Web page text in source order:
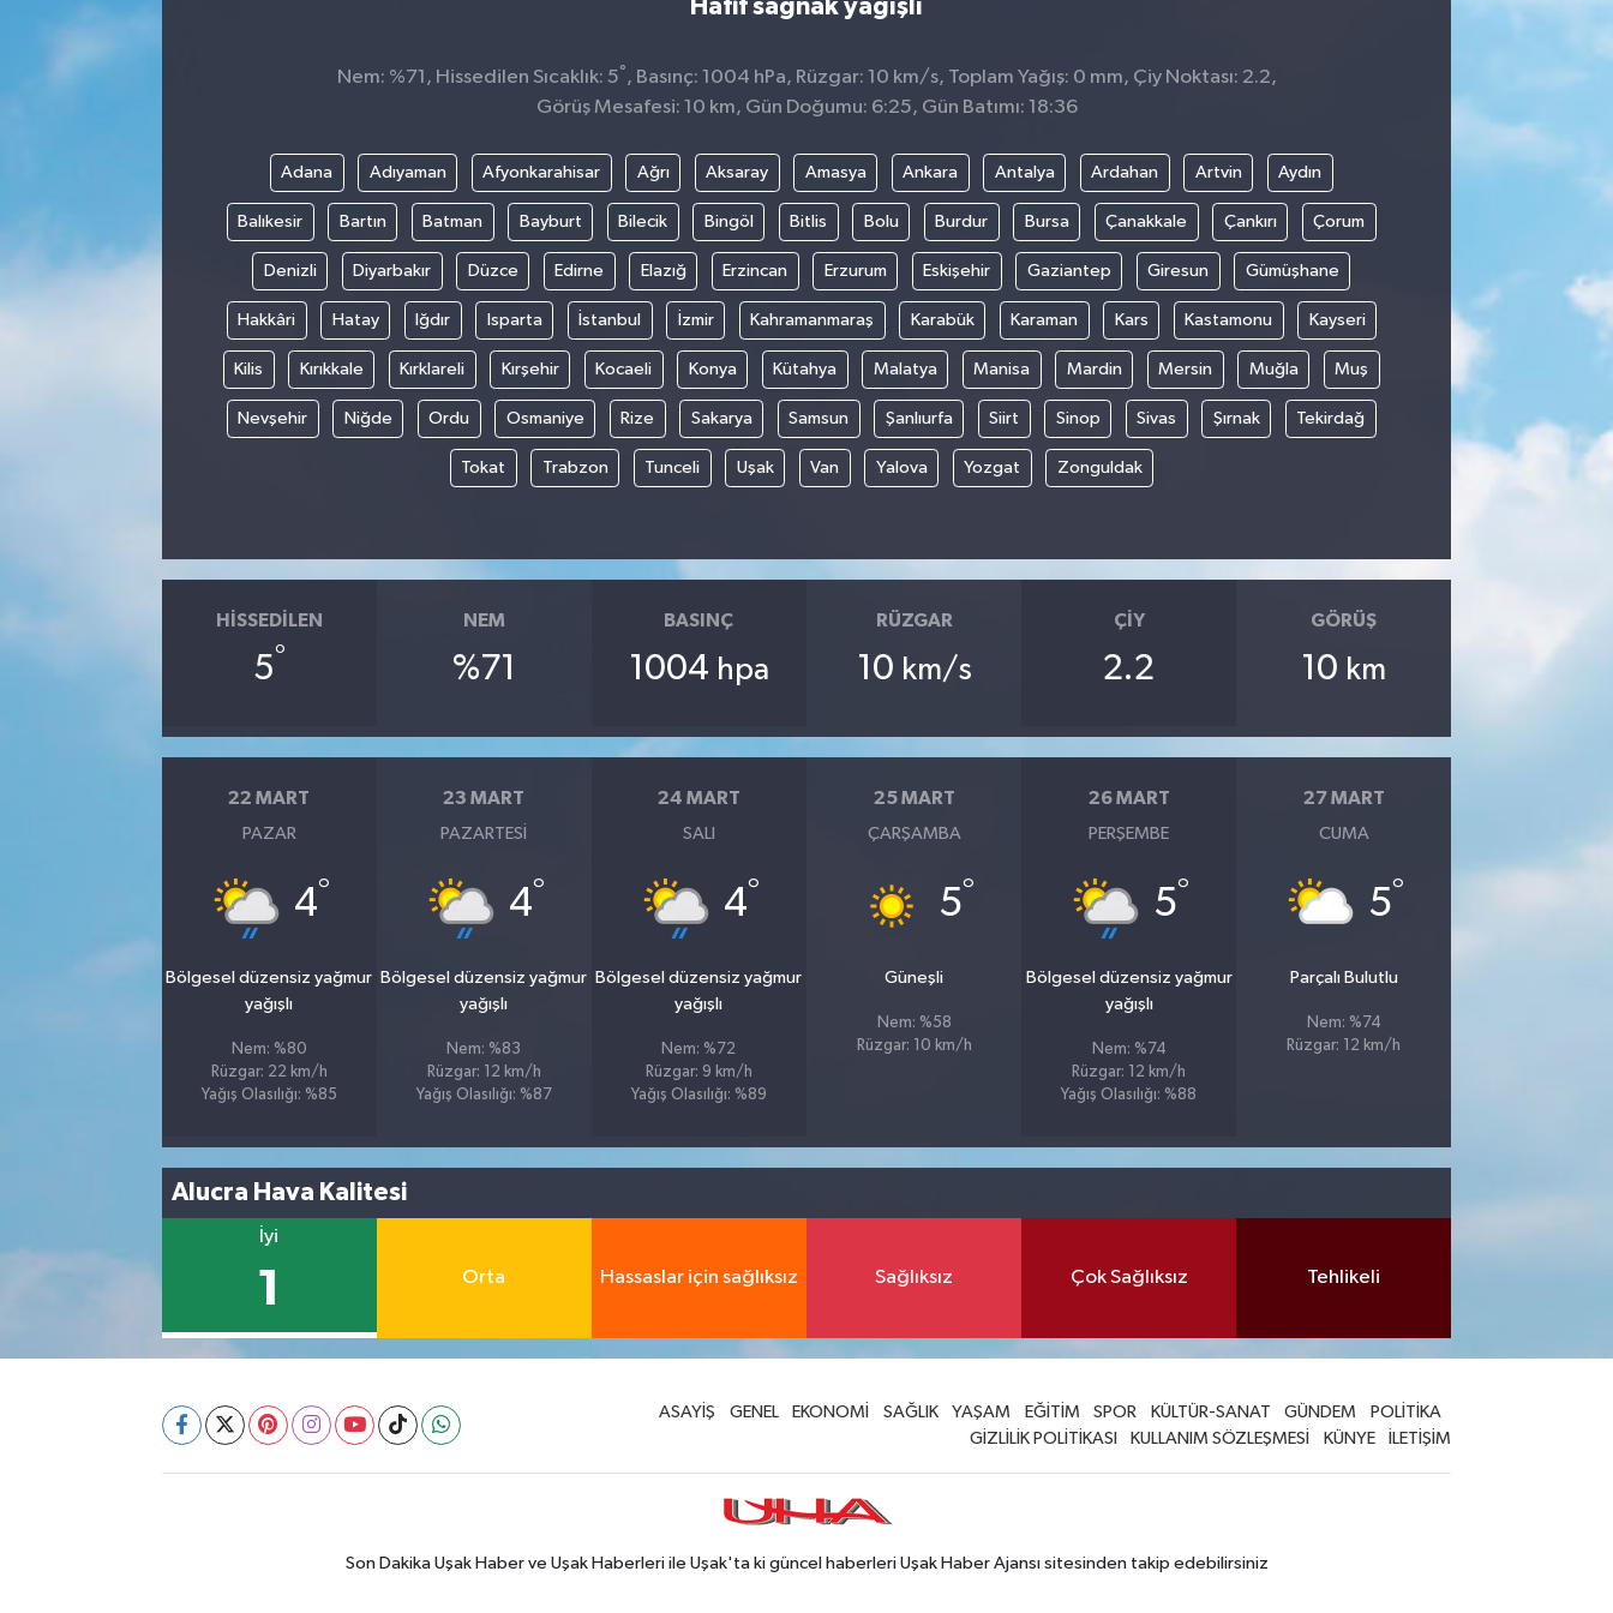
Hafif sağnak yağışlı
Nem: %71, Hissedilen Sıcaklık: 5° , Basınç: 1004 hPa, Rüzgar: 10 km/s, Toplam Yağış: 0 mm, Çiy Noktası: 2.2,
Görüş Mesafesi: 10 km, Gün Doğumu: 6:25, Gün Batımı: 18:36
Adana Adıyaman Afyonkarahisar Ağrı Aksaray Amasya Ankara Antalya Ardahan Artvin Aydın
Balıkesir Bartın Batman Bayburt Bilecik Bingöl Bitlis Bolu Burdur Bursa Çanakkale Çankırı Çorum
Denizli Diyarbakır Düzce Edirne Elazığ Erzincan Erzurum Eskişehir Gaziantep Giresun Gümüşhane
Hakkâri Hatay Iğdır Isparta İstanbul İzmir Kahramanmaraş Karabük Karaman Kars Kastamonu Kayseri
Kilis Kırıkkale Kırklareli Kırşehir Kocaeli Konya Kütahya Malatya Manisa Mardin Mersin Muğla Muş
Nevşehir Niğde Ordu Osmaniye Rize Sakarya Samsun Şanlıurfa Siirt Sinop Sivas Şırnak Tekirdağ
Tokat Trabzon Tunceli Uşak Van Yalova Yozgat Zonguldak
HISSEDILEN
5°
NEM
%71
BASINÇ
1004 hpa
RÜZGAR
10 km/s
ÇIY
2.2
GÖRÜŞ
10 km
22 MART
PAZAR
4°
Bölgesel düzensiz yağmur
yağışlı
Nem: %80
Rüzgar: 22 km/h
Yağış Olasılığı: %85
23 MART
PAZARTESI
4°
Bölgesel düzensiz yağmur
yağışlı
Nem: %83
Rüzgar: 12 km/h
Yağış Olasılığı: %87
24 MART
SALI
4°
Bölgesel düzensiz yağmur
yağışlı
Nem: %72
Rüzgar: 9 km/h
Yağış Olasılığı: %89
25 MART
ÇARŞAMBA
5°
Güneşli
Nem: %58
Rüzgar: 10 km/h
26 MART
PERŞEMBE
5°
Bölgesel düzensiz yağmur
yağışlı
Nem: %74
Rüzgar: 12 km/h
Yağış Olasılığı: %88
27 MART
CUMA
5°
Parçalı Bulutlu
Nem: %74
Rüzgar: 12 km/h
Alucra Hava Kalitesi
İyi
1 Orta Hassaslar için sağlıksız Sağlıksız Çok Sağlıksız Tehlikeli
ASAYİŞ GENEL EKONOMİ SAĞLIK YAŞAM EĞİTİM SPOR KÜLTÜR-SANAT GÜNDEM
POLİTİKA
GİZLİLİK POLİTİKASI
KULLANIM SÖZLEŞMESİ KÜNYE İLETİŞİM
Son Dakika Uşak Haber ve Uşak Haberleri ile Uşak'ta ki güncel haberleri Uşak Haber Ajansı sitesinden takip edebilirsiniz
BİLİM VE TEKNOLOJİ